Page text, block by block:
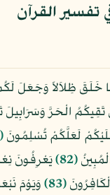
تفسير القرآن
خَلَقَ ظِلاَلاً وَجَعَلَ
الْحَرَّ
لَعَلَّكُمْ تُسْلِمُونَ﴿81﴾
﴿82﴾
يَعْرِفُونَ
﴿83﴾
وَيَوْمَ